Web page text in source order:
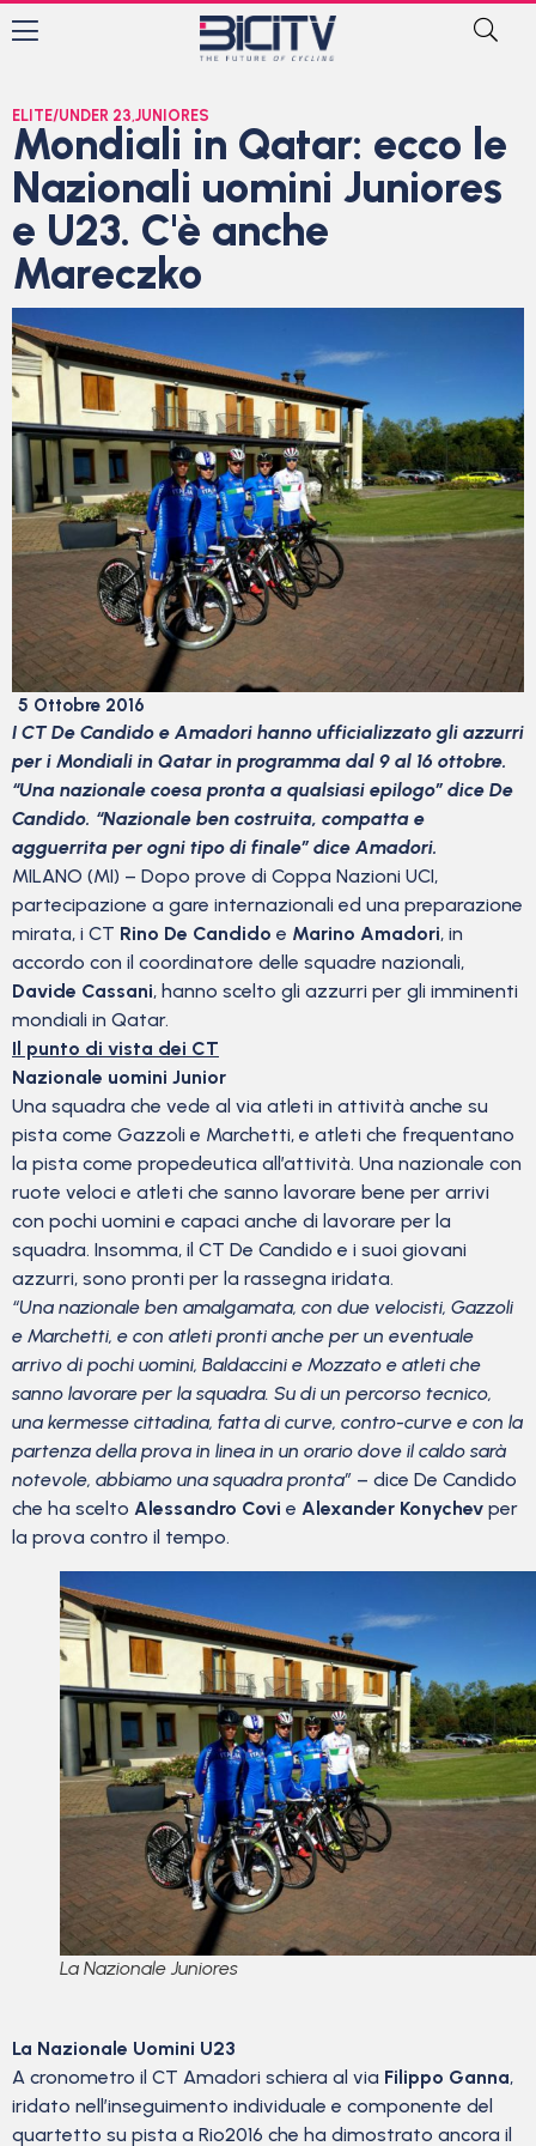
ELITE/UNDER 23,JUNIORES
Mondiali in Qatar: ecco le
Nazionali uomini Juniores
e U23. C'è anche
Mareczko
5 Ottobre 2016
I CT De Candido e Amadori hanno ufficializzato gli azzurri
per i Mondiali in Qatar in programma dal 9 al 16 ottobre.
“Una nazionale coesa pronta a qualsiasi epilogo” dice De
Candido. “Nazionale ben costruita, compatta e
agguerrita per ogni tipo di finale” dice Amadori.
MILANO (MI) – Dopo prove di Coppa Nazioni UCI,
partecipazione a gare internazionali ed una preparazione
mirata, i CT Rino De Candido e Marino Amadori, in
accordo con il coordinatore delle squadre nazionali,
Davide Cassani, hanno scelto gli azzurri per gli imminenti
mondiali in Qatar.
Il punto di vista dei CT
Nazionale uomini Junior
Una squadra che vede al via atleti in attività anche su
pista come Gazzoli e Marchetti, e atleti che frequentano
la pista come propedeutica all’attività. Una nazionale con
ruote veloci e atleti che sanno lavorare bene per arrivi
con pochi uomini e capaci anche di lavorare per la
squadra. Insomma, il CT De Candido e i suoi giovani
azzurri, sono pronti per la rassegna iridata.
“Una nazionale ben amalgamata, con due velocisti, Gazzoli
e Marchetti, e con atleti pronti anche per un eventuale
arrivo di pochi uomini, Baldaccini e Mozzato e atleti che
sanno lavorare per la squadra. Su di un percorso tecnico,
una kermesse cittadina, fatta di curve, contro-curve e con la
partenza della prova in linea in un orario dove il caldo sarà
notevole, abbiamo una squadra pronta” – dice De Candido
che ha scelto Alessandro Covi e Alexander Konychev per
la prova contro il tempo.
La Nazionale Juniores
La Nazionale Uomini U23
A cronometro il CT Amadori schiera al via Filippo Ganna,
iridato nell’inseguimento individuale e componente del
quartetto su pista a Rio2016 che ha dimostrato ancora il